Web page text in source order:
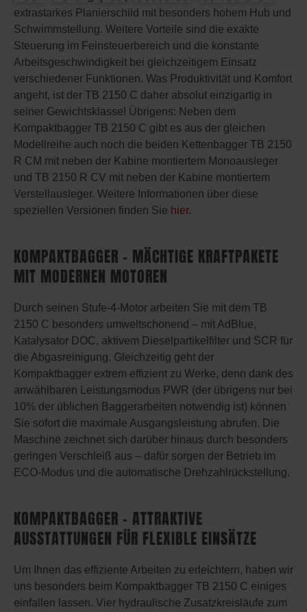
extrastarkes Planierschild mit besonders hohem Hub und
Schwimmstellung. Weitere Vorteile sind die exakte
Steuerung im Feinsteuerbereich und die konstante
Arbeitsgeschwindigkeit bei gleichzeitigem Einsatz
verschiedener Funktionen. Was Produktivität und Komfort
angeht, ist der TB 2150 C daher absolut einzigartig in
seiner Gewichtsklasse! Übrigens: Neben dem
Kompaktbagger TB 2150 C gibt es aus der gleichen
Modellreihe auch noch die beiden Kettenbagger TB 2150
R CM mit neben der Kabine montiertem Monoausleger
und TB 2150 R CV mit neben der Kabine montiertem
Verstellausleger. Weitere Informationen über diese
speziellen Versionen finden Sie hier.
KOMPAKTBAGGER – MÄCHTIGE KRAFTPAKETE
MIT MODERNEN MOTOREN
Durch seinen Stufe-4-Motor arbeiten Sie mit dem TB
2150 C besonders umweltschonend – mit AdBlue,
Katalysator DOC, aktivem Dieselpartikelfilter und SCR für
die Abgasreinigung. Gleichzeitig geht der
Kompaktbagger extrem effizient zu Werke, denn dank des
anwählbaren Leistungsmodus PWR (der übrigens nur bei
10% der üblichen Baggerarbeiten notwendig ist) können
Sie sofort die maximale Ausgangsleistung abrufen. Die
Maschine zeichnet sich darüber hinaus durch besonders
geringen Verschleiß aus – dafür sorgen der Betrieb im
ECO-Modus und die automatische Drehzahlrückstellung.
KOMPAKTBAGGER – ATTRAKTIVE
AUSSTATTUNGEN FÜR FLEXIBLE EINSÄTZE
Um Ihnen das effiziente Arbeiten zu erleichtern, haben wir
uns besonders beim Kompaktbagger TB 2150 C einiges
einfallen lassen. Vier hydraulische Zusatzkreisläufe zum